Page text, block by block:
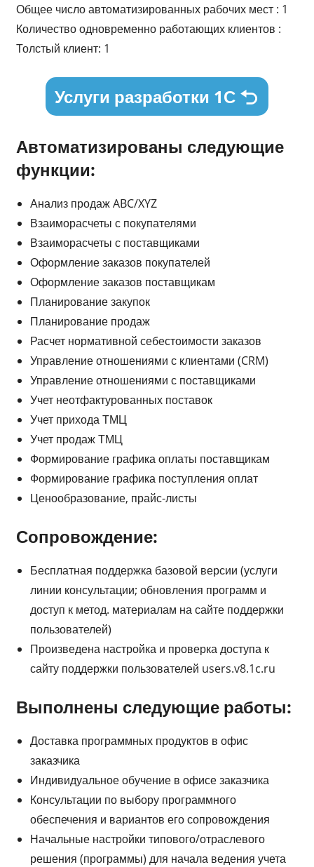
Общее число автоматизированных рабочих мест : 1
Количество одновременно работающих клиентов :
Толстый клиент: 1
Услуги разработки 1С
Автоматизированы следующие
функции:
Анализ продаж ABC/XYZ
Взаиморасчеты с покупателями
Взаиморасчеты с поставщиками
Оформление заказов покупателей
Оформление заказов поставщикам
Планирование закупок
Планирование продаж
Расчет нормативной себестоимости заказов
Управление отношениями с клиентами (CRM)
Управление отношениями с поставщиками
Учет неотфактурованных поставок
Учет прихода ТМЦ
Учет продаж ТМЦ
Формирование графика оплаты поставщикам
Формирование графика поступления оплат
Ценообразование, прайс-листы
Сопровождение:
Бесплатная поддержка базовой версии (услуги
линии консультации; обновления программ и
доступ к метод. материалам на сайте поддержки
пользователей)
Произведена настройка и проверка доступа к
сайту поддержки пользователей users.v8.1c.ru
Выполнены следующие работы:
Доставка программных продуктов в офис
заказчика
Индивидуальное обучение в офисе заказчика
Консультации по выбору программного
обеспечения и вариантов его сопровождения
Начальные настройки типового/отраслевого
решения (программы) для начала ведения учета